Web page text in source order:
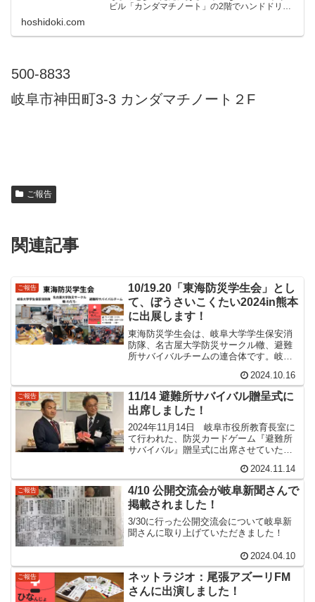
ビル「カンダマチノート」の2階でハンドドリッ
hoshidoki.com
500-8833
岐阜市神田町3-3 カンダマチノート２F
ご報告
関連記事
ご報告
10/19.20「東海防災学生会」とし
て、ぼうさいこくたい2024in熊本
に出展します！
東海防災学生会は、岐阜大学学生保安消
防隊、名古屋大学防災サークル轍、避難
所サバイバルチームの連合体です。岐阜
「減災教室」を用いた防災教室を開催。
X（Twitter）@gcvsfcInstagramgu_ga...
2024.10.16
ご報告
11/14 避難所サバイバル贈呈式に
出席しました！
2024年11月14日 岐阜市役所教育長室に
て行われた、防災カードゲーム『避難所
サバイバル』贈呈式に出席させていただ
若山会長から、水川教育長に、僕が開発
した避難所サバイバルが贈呈されまし
た。岐阜市内の46...
2024.11.14
ご報告
4/10 公開交流会が岐阜新聞さんで
掲載されました！
3/30に行った公開交流会について岐阜新
聞さんに取り上げていただきました！
2024.04.10
ご報告
ネットラジオ：尾張アズーリFM
さんに出演しました！